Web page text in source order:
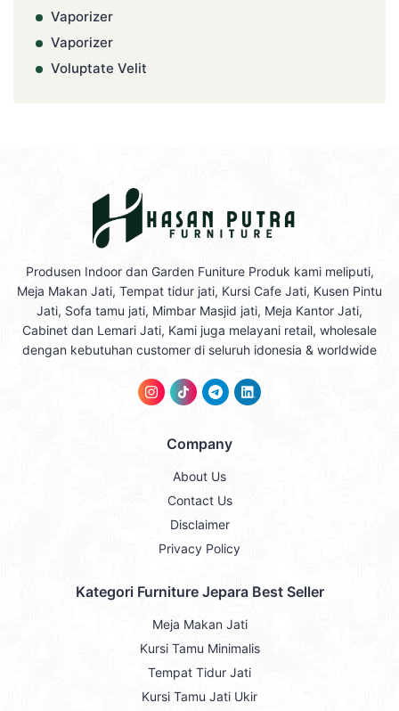
Vaporizer
Vaporizer
Voluptate Velit
Produsen Indoor dan Garden Funiture Produk kami meliputi,
Meja Makan Jati, Tempat tidur jati, Kursi Cafe Jati, Kusen Pintu
Jati, Sofa tamu jati, Mimbar Masjid jati, Meja Kantor Jati,
Cabinet dan Lemari Jati, Kami juga melayani retail, wholesale
dengan kebutuhan customer di seluruh idonesia & worldwide
Company
About Us
Contact Us
Disclaimer
Privacy Policy
Kategori Furniture Jepara Best Seller
Meja Makan Jati
Kursi Tamu Minimalis
Tempat Tidur Jati
Kursi Tamu Jati Ukir